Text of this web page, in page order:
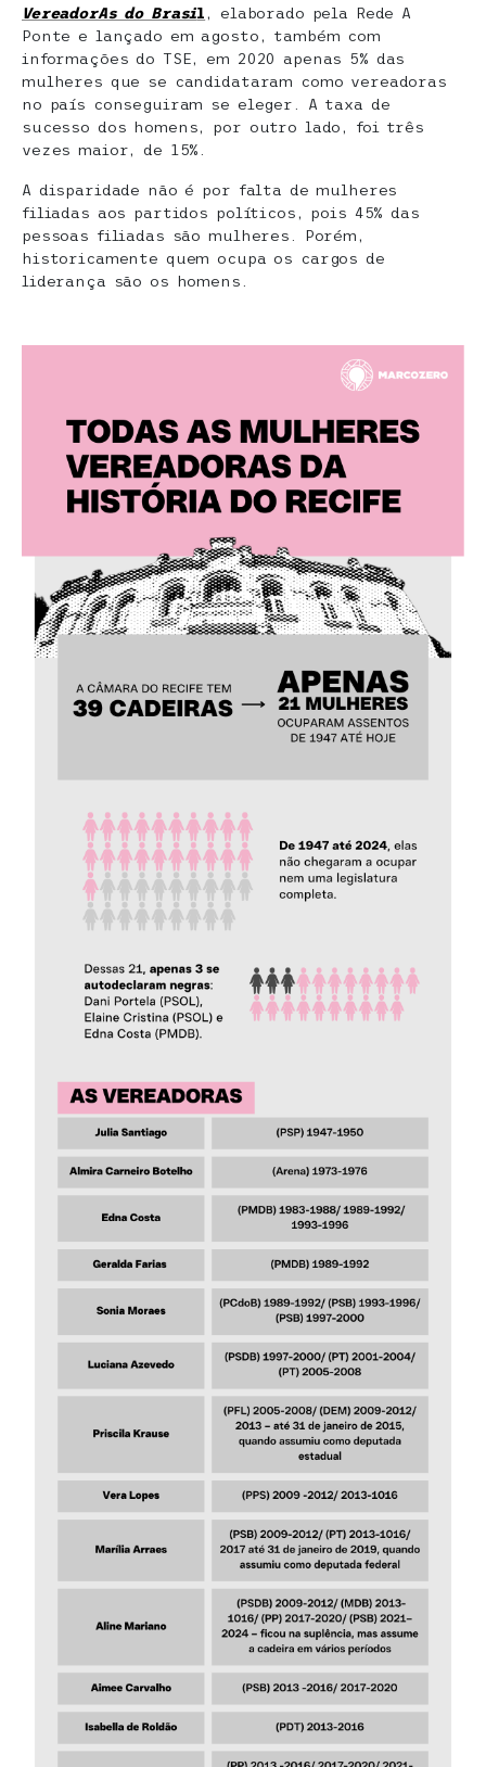
VereadorAs do Brasil , elaborado pela Rede A
Ponte e lançado em agosto, também com
informações do TSE, em 2020 apenas 5% das
mulheres que se candidataram como vereadoras
no país conseguiram se eleger. A taxa de
sucesso dos homens, por outro lado, foi três
vezes maior, de 15%.
A disparidade não é por falta de mulheres
filiadas aos partidos políticos, pois 45% das
pessoas filiadas são mulheres. Porém,
historicamente quem ocupa os cargos de
liderança são os homens.